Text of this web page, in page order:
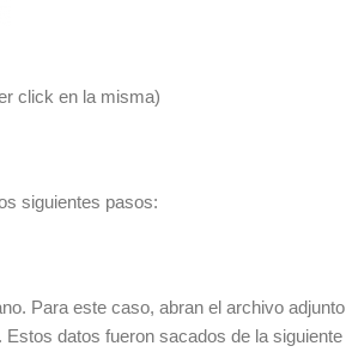
click en la misma)
siguientes pasos:
Para este caso, abran el archivo adjunto
datos fueron sacados de la siguiente